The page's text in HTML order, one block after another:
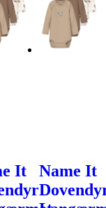
It
Name It